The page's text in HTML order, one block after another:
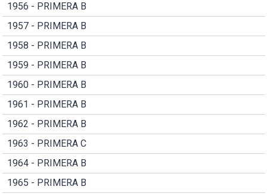
1956 - PRIMERA B
1957 - PRIMERA B
1958 - PRIMERA B
1959 - PRIMERA B
1960 - PRIMERA B
1961 - PRIMERA B
1962 - PRIMERA B
1963 - PRIMERA C
1964 - PRIMERA B
1965 - PRIMERA B